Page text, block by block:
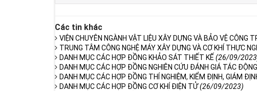
Các tin khác
VIỆN CHUYÊN NGÀNH VẬT LIỆU XÂY DỰNG VÀ BẢO VỆ CÔNG
TRUNG TÂM CÔNG NGHỆ MÁY XÂY DỰNG VÀ CƠ KHÍ THỰC
DANH MỤC CÁC HỢP ĐỒNG KHẢO SÁT THIẾT KẾ (26/09/
DANH MỤC CÁC HỢP ĐỒNG NGHIÊN CỨU ĐÁNH GIÁ TÁC
DANH MỤC CÁC HỢP ĐỒNG THÍ NGHIỆM, KIỂM ĐỊNH, GIÁM
DANH MỤC CÁC HỢP ĐỒNG CƠ KHÍ ĐIỆN TỬ(26/09/2023)